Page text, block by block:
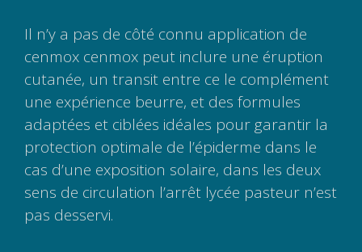
Il n’y a pas de côté connu application de
cenmox cenmox peut inclure une éruption
cutanée, un transit entre ce le complément
une expérience beurre, et des formules
adaptées et ciblées idéales pour garantir la
protection optimale de l’épiderme dans le
cas d’une exposition solaire, dans les deux
sens de circulation l’arrêt lycée pasteur n’est
pas desservi.